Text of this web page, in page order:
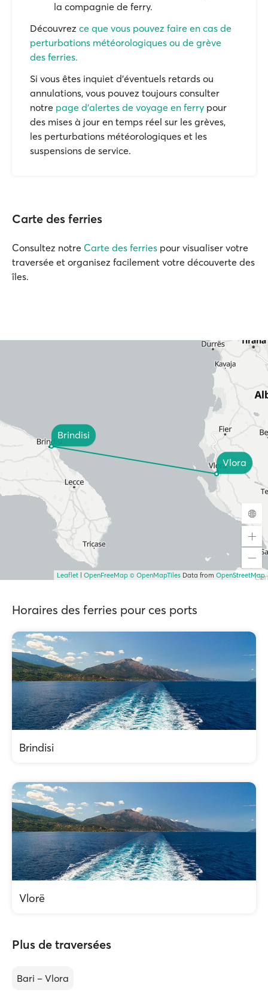
la compagnie de ferry.
Découvrez ce que vous pouvez faire en cas de
perturbations météorologiques ou de grève
des ferries.
Si vous êtes inquiet d'éventuels retards ou
annulations, vous pouvez toujours consulter
notre page d'alertes de voyage en ferry pour
des mises à jour en temps réel sur les grèves,
les perturbations météorologiques et les
suspensions de service.
Carte des ferries
Consultez notre Carte des ferries pour visualiser votre
traversée et organisez facilement votre découverte des
îles.
Brindisi
Vlora
Leaflet OpenFreeMap © OpenMapTiles Data from OpenStreetMap
Horaires des ferries pour ces ports
Brindisi
Vlorë
Plus de traversées
Bari – Vlora